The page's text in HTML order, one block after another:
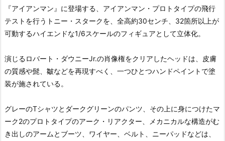
『アイアンマン』に登場する、アイアンマン・プロトタイプの飛行
テストを行うトニー・スタークを、全高約30センチ、32箇所以上が
可動するハイエンドな1/6スケールのフィギュアとして立体化。
演じるロバート・ダウニーJr.の肖像権をクリアしたヘッドは、皮膚
の質感や髭、皺などを再現すべく、一つひとつハンドペイントで塗
装が施されている。
グレーのTシャツとダークグリーンのパンツ、その上に身につけたマ
ーク2のプロトタイプのアーク・リアクター、メカニカルな構造がむ
き出しのアームとブーツ、ワイヤー、ベルト、ニーパッドなどは、